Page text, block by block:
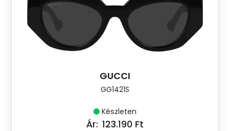
GUCCI
GG1421S
Készleten
Ár: 123.190 Ft